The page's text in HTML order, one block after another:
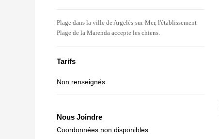
Plage dans la ville de Argelès-sur-Mer, l'établissement
Plage de la Marenda accepte les chiens.
Tarifs
Non renseignés
Nous Joindre
Coordonnées non disponibles